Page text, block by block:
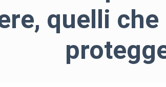
quelli